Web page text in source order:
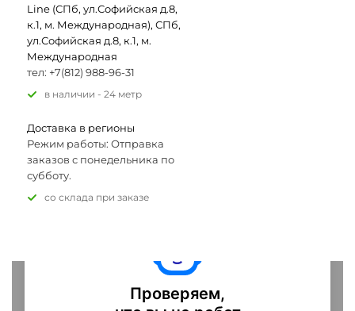
Line (СПб, ул.Софийская д.8,
к.1, м. Международная), СПб,
ул.Софийская д.8, к.1, м.
Международная
тел: +7(812) 988-96-31
В наличии - 24 метр
Доставка в регионы
Режим работы: Отправка
заказов с понедельника по
субботу.
Со склада при заказе